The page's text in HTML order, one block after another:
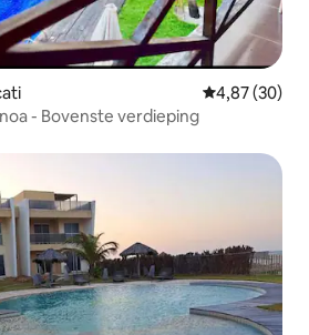
Gemiddelde
4,87 (30)
- Bovenste verdieping